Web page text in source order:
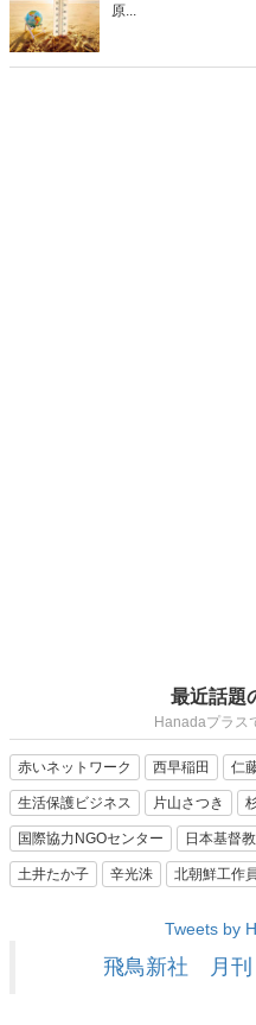
原...
最近話題
Hanadaプラス
赤いネットワーク 西早稲田 仁
生活保護ビジネス 片山さつき
国際協力NGOセンター 日本基督
土井たか子 辛光洙 北朝鮮工作
Tweets by
飛鳥新社 月刊